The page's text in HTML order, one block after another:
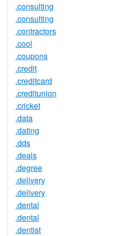
.consulting
.consulting
.contractors
.cool
.coupons
.credit
.creditcard
.creditunion
.cricket
.data
.dating
.dds
.deals
.degree
.delivery
.delivery
.dental
.dental
.dentist